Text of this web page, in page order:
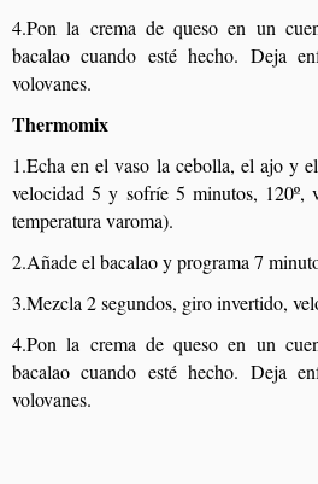
4.Pon la crema de queso en un
bacalao cuando esté hecho. Deja
volovanes.
Thermomix
1.Echa en el vaso la cebolla, el ajo y
velocidad 5 y sofríe 5 minutos, 120º,
temperatura varoma).
2.Añade el bacalao y programa 7
3.Mezcla 2 segundos, giro invertido,
4.Pon la crema de queso en un
bacalao cuando esté hecho. Deja
volovanes.